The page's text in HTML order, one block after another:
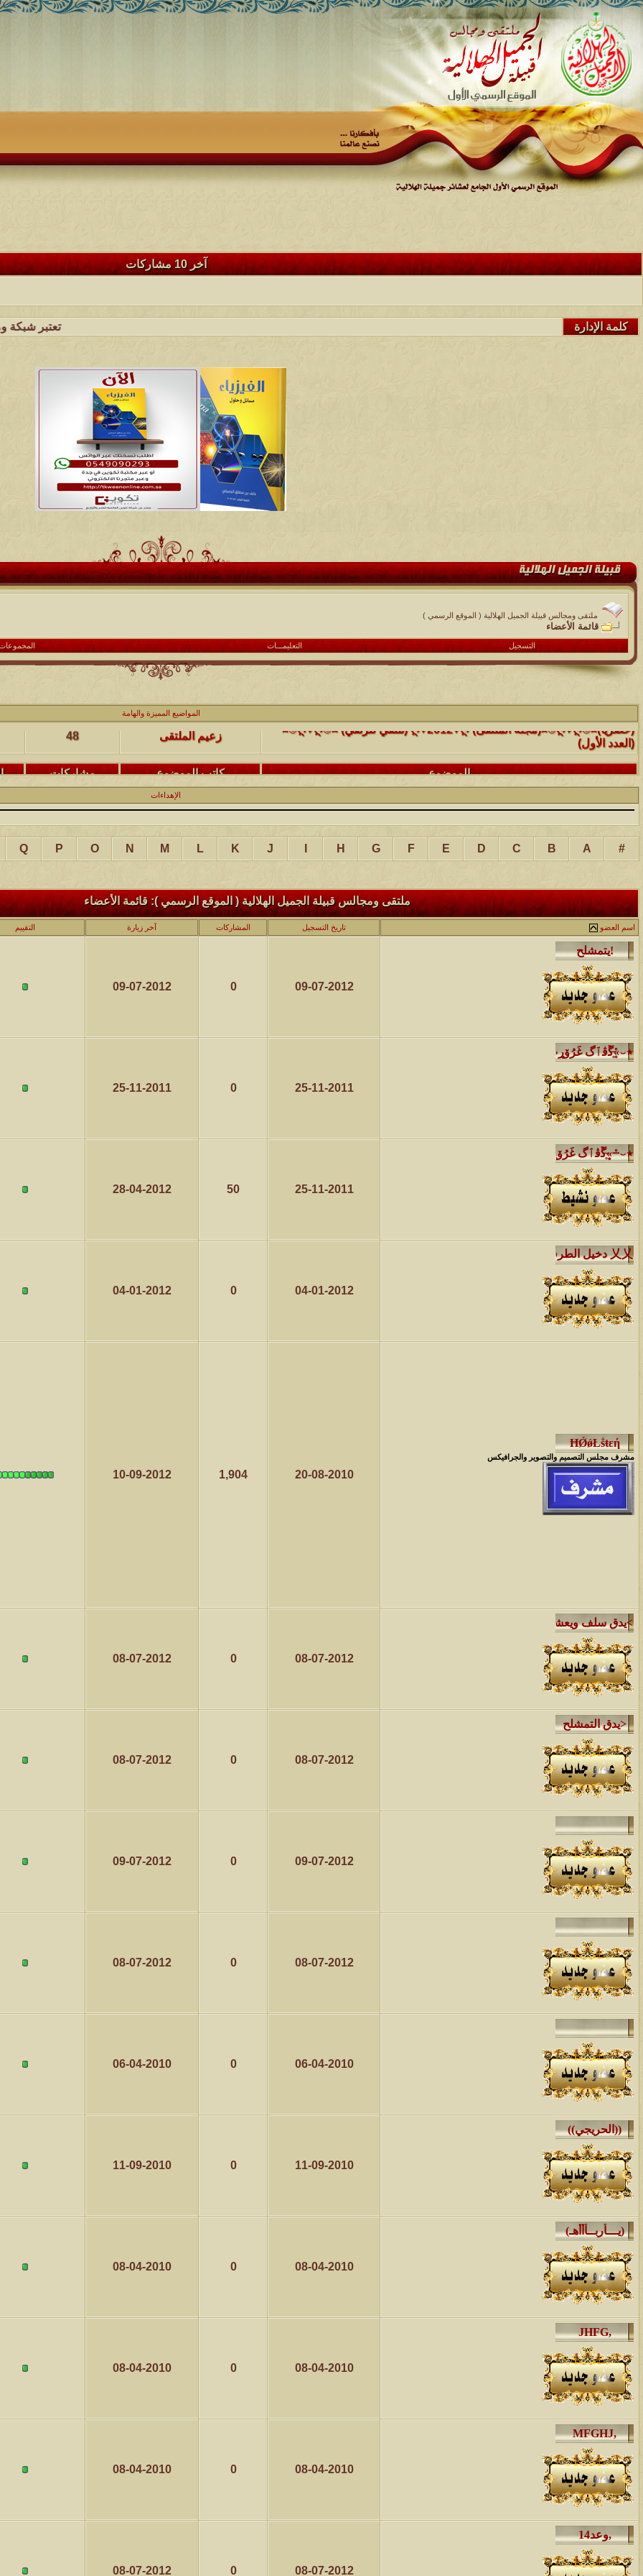
آخر 10 مشاركات
تعتبر شبكة وملتقى كلمة الإدارة
ملتقى ومجالس قبيلة الجميل الهلالية ( الموقع الرسمي )
قائمة الأعضاء
التسجيل التعليمـــات
المواضيع المميزة والهامة
(العدد الأول)
زعيم الملتقى 48
الموضوع كاتب الموضوع مشاركات
@@الملك@@ 17
الموضوع كاتب الموضوع مشاركات
حافز يستثني وساهريعم ويشمل؟
الحضرمي
إثـبت وجـودك , لآتقرأ وترحل ,شآرك بـ رد أو موضوع !!
الميآسية 27
كاتب الموضوع
موقع يعلمك التجويد خطوة بخطوة بالصوت والصوره...
كاتب الموضوع
مسابقة ( اعرف من صاحب هذه الصوره )
غير اسم اللي قبلك
كاتب الموضوع
اتحداك تجيب الصورة المطلوبةّّّ!!
الموضوع كاتب الموضوع مشاركات
المنتدى كالأنسان
كاتب الموضوع
ܓܨ الإعجآز العلمي في التين و الزيتون , الذي ادخل الفريق البحث الى الأسلآم ܓܨ
الإهداءات
#
A
B
C
D
E
F
G
H
J
K
L
M
N
O
P
Q
ملتقى ومجالس قبيلة الجميل الهلالية ( الموقع الرسمي ): قائمة الأعضاء
اسم العضو تاريخ التسجيل المشاركات آخر زيارة التقييم
09-07-2012
0
09-07-2012
25-11-2011
0
25-11-2011
25-11-2011
50
28-04-2012
04-01-2012
0
04-01-2012
مشرف مجلس التصميم والتصوير والجرافيكس
20-08-2010
1,904
10-09-2012
08-07-2012
0
08-07-2012
08-07-2012
0
08-07-2012
09-07-2012
0
09-07-2012
08-07-2012
0
08-07-2012
06-04-2010
0
06-04-2010
11-09-2010
0
11-09-2010
08-04-2010
0
08-04-2010
08-04-2010
0
08-04-2010
08-04-2010
0
08-04-2010
08-07-2012
0
08-07-2012